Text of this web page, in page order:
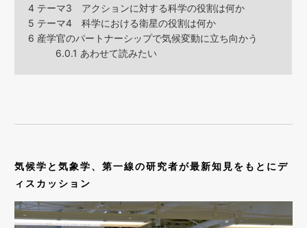
4 テーマ3 アクションに対する科学の役割は何か
5 テーマ4 科学における衛星の役割は何か
6 産学官のパートナーシップで気候変動に立ち向かう
6.0.1 あわせて読みたい
気候学と気象学、第一線の研究者が最新知見をもとにデ
ィスカッション